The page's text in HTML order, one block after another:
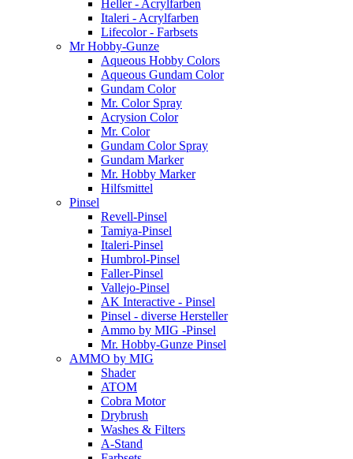
Heller - Acrylfarben
Italeri - Acrylfarben
Lifecolor - Farbsets
Mr Hobby-Gunze
Aqueous Hobby Colors
Aqueous Gundam Color
Gundam Color
Mr. Color Spray
Acrysion Color
Mr. Color
Gundam Color Spray
Gundam Marker
Mr. Hobby Marker
Hilfsmittel
Pinsel
Revell-Pinsel
Tamiya-Pinsel
Italeri-Pinsel
Humbrol-Pinsel
Faller-Pinsel
Vallejo-Pinsel
AK Interactive - Pinsel
Pinsel - diverse Hersteller
Ammo by MIG -Pinsel
Mr. Hobby-Gunze Pinsel
AMMO by MIG
Shader
ATOM
Cobra Motor
Drybrush
Washes & Filters
A-Stand